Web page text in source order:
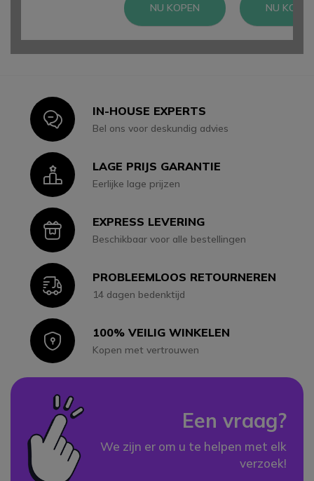
NU KOPEN NU
IconIN-HOUSE EXPERTS
Bel ons voor deskundig advies
IconLAGE PRIJS GARANTIE
Eerlijke lage prijzen
IconEXPRESS LEVERING
Beschikbaar voor alle bestellingen
IconPROBLEEMLOOS RETOURNEREN
14 dagen bedenktijd
Icon100% VEILIG WINKELEN
Kopen met vertrouwen
Een vraag?
We zijn er om u te helpen met elk
verzoek!